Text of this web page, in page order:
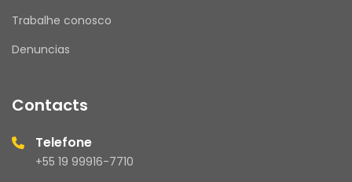
Trabalhe conosco
Denuncias
Contacts
Telefone
+55 19 99916-7710